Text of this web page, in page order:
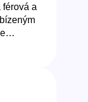
férová a